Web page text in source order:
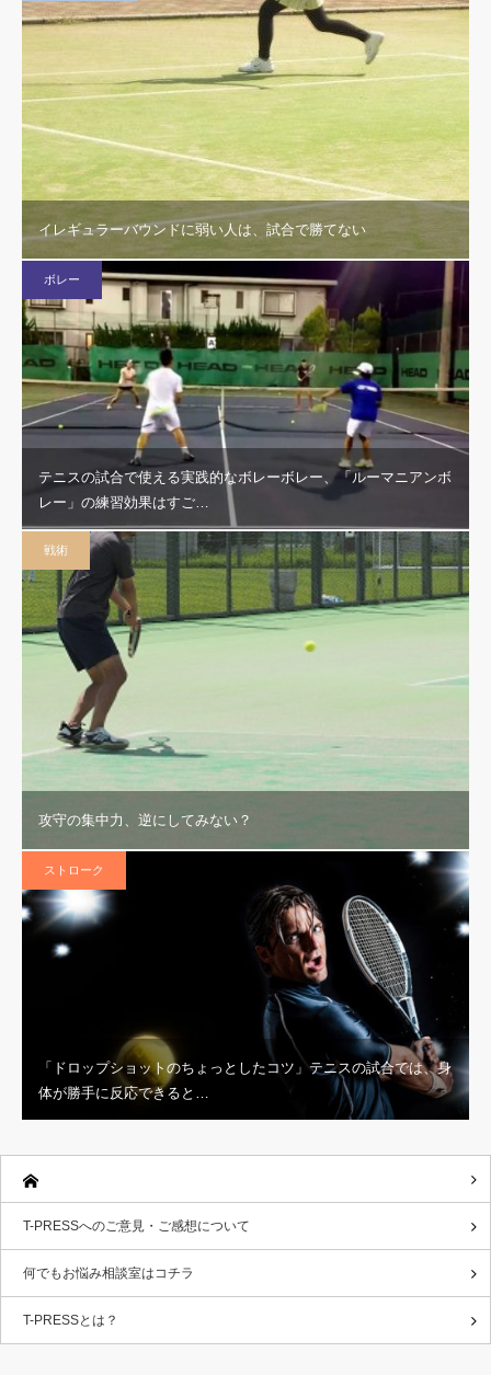
イレギュラーバウンドに弱い人は、試合で勝てない
ボレー
テニスの試合で使える実践的なボレーボレー、「ルーマニアンボ
レー」の練習効果はすご…
戦術
攻守の集中力、逆にしてみない？
ストローク
「ドロップショットのちょっとしたコツ」テニスの試合では、身
体が勝手に反応できると…
T-PRESSへのご意見・ご感想について
何でもお悩み相談室はコチラ
T-PRESSとは？